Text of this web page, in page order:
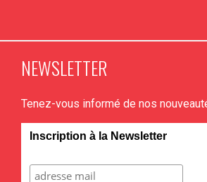
NEWSLETTER
Tenez-vous informé de nos
Inscription à la Newsletter